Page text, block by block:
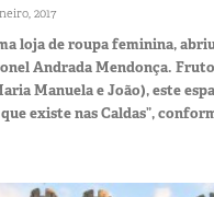
2017
loja de roupa feminina,
Andrada Mendonça.
Manuela e João), este
existe nas Caldas”,